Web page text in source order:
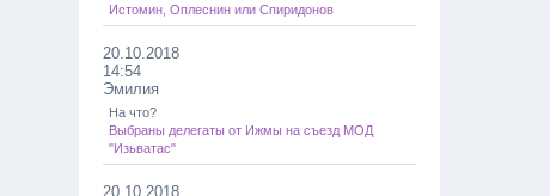
Истомин, Оплеснин или Спиридонов
20.10.2018
14:54
Эмилия
На что?
Выбраны делегаты от Ижмы на съезд МОД
"Изьватас"
20.10.2018